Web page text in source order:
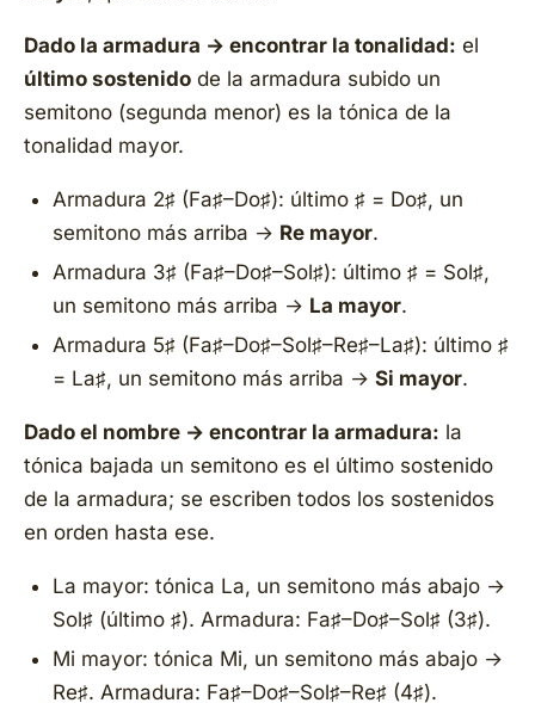
Dado la armadura → encontrar la tonalidad: el
último sostenido de la armadura subido un
semitono (segunda menor) es la tónica de la
tonalidad mayor.
Armadura 2♯ (Fa♯–Do♯): último ♯ = Do♯, un
semitono más arriba → Re mayor.
Armadura 3♯ (Fa♯–Do♯–Sol♯): último ♯ = Sol♯,
un semitono más arriba → La mayor.
Armadura 5♯ (Fa♯–Do♯–Sol♯–Re♯–La♯): último ♯
= La♯, un semitono más arriba → Si mayor.
Dado el nombre → encontrar la armadura: la
tónica bajada un semitono es el último sostenido
de la armadura; se escriben todos los sostenidos
en orden hasta ese.
La mayor: tónica La, un semitono más abajo →
Sol♯ (último ♯). Armadura: Fa♯–Do♯–Sol♯ (3♯).
Mi mayor: tónica Mi, un semitono más abajo →
Re♯. Armadura: Fa♯–Do♯–Sol♯–Re♯ (4♯).